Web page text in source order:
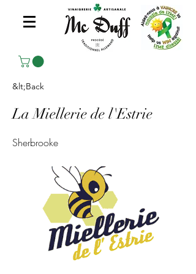
&lt;Back
La Miellerie de l'Estrie
Sherbrooke